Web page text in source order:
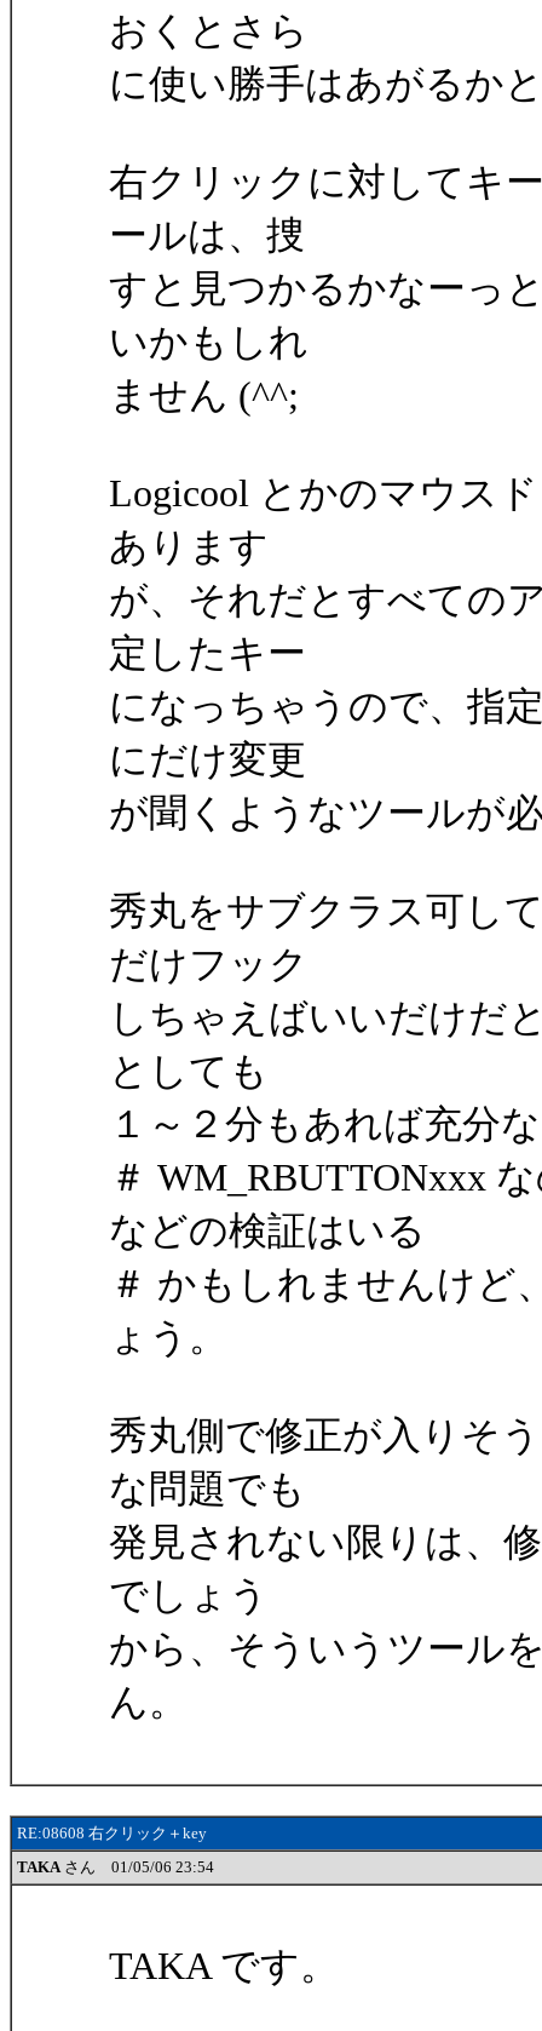
おくとさら
に使い勝手はあがるか
右クリックに対してキ
ールは、捜
すと見つかるかなーっ
いかもしれ
ません (^^;
Logicool とかのマウス
あります
が、それだとすべての
定したキー
になっちゃうので、指
にだけ変更
が聞くようなツールが
秀丸をサブクラス可し
だけフック
しちゃえばいいだけだ
としても
１～２分もあれば充分
＃ WM_RBUTTONxxx
などの検証はいる
＃ かもしれませんけど
ょう。
秀丸側で修正が入りそ
な問題でも
発見されない限りは、
でしょう
から、そういうツール
ん。
RE:08608 右クリック＋key
TAKAさん 01/05/06 23:54
TAKA です。